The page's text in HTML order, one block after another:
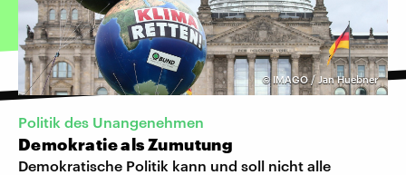
© IMAGO / Jan Huebner
Politik des Unangenehmen
Demokratie als Zumutung
Demokratische Politik kann und soll nicht alle